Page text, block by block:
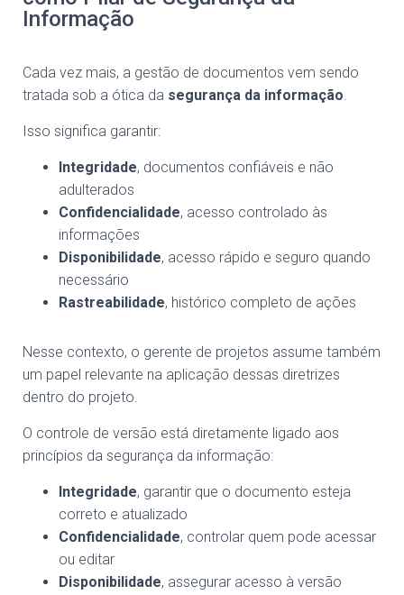
Informação
Cada vez mais, a gestão de documentos vem sendo
tratada sob a ótica da segurança da informação.
Isso significa garantir:
Integridade, documentos confiáveis e não
adulterados
Confidencialidade, acesso controlado às
informações
Disponibilidade, acesso rápido e seguro quando
necessário
Rastreabilidade, histórico completo de ações
Nesse contexto, o gerente de projetos assume também
um papel relevante na aplicação dessas diretrizes
dentro do projeto.
O controle de versão está diretamente ligado aos
princípios da segurança da informação:
Integridade, garantir que o documento esteja
correto e atualizado
Confidencialidade, controlar quem pode acessar
ou editar
Disponibilidade, assegurar acesso à versão